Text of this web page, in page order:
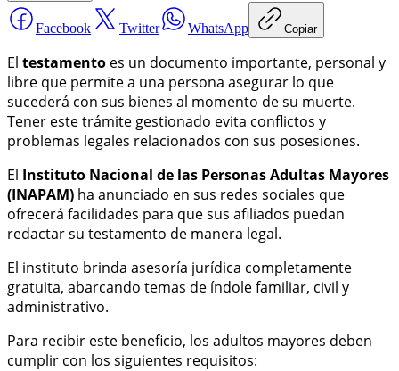
Facebook Twitter WhatsApp Copiar
El testamento es un documento importante, personal y
libre que permite a una persona asegurar lo que
sucederá con sus bienes al momento de su muerte.
Tener este trámite gestionado evita conflictos y
problemas legales relacionados con sus posesiones.
El Instituto Nacional de las Personas Adultas Mayores
(INAPAM) ha anunciado en sus redes sociales que
ofrecerá facilidades para que sus afiliados puedan
redactar su testamento de manera legal.
El instituto brinda asesoría jurídica completamente
gratuita, abarcando temas de índole familiar, civil y
administrativo.
Para recibir este beneficio, los adultos mayores deben
cumplir con los siguientes requisitos: